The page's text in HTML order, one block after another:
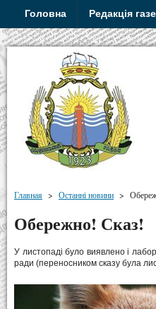
Головна Редакція
Главная > Останні новини >
Обережно! Сказ!
У листопаді було виявлено і
ради (переносником сказу була